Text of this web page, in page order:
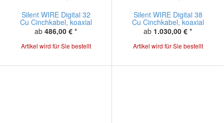
Silent WIRE Digital 32
Cu Cinchkabel, koaxial
ab 486,00 € *
Artikel wird für Sie bestellt
Silent WIRE Digital 38
Cu Cinchkabel, koaxial
ab 1.030,00 € *
Artikel wird für Sie bestellt